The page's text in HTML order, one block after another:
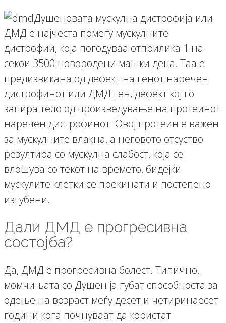
Душеновата мускулна дистрофија или
ДМД е најчеста помеѓу мускулните
дистрофии, која погодуваа отприлика 1 на
секои 3500 новородени машки деца. Таа е
предизвикана од дефект на генот наречен
дистрофинот или ДМД ген, дефект кој го
запира тело од произведување на протеинот
наречен дистрофинот. Овој протеин е важен
за мускулните влакна, а неговото отсуство
резултира со мускулна слабост, која се
влошува со текот на времето, бидејќи
мускулите клетки се прекинати и постепено
изгубени.
Дали ДМД е прогресивна
состојба?
Да, ДМД е прогресивна болест. Типично,
момчињата со Душен ја губат способноста за
одење на возраст меѓу десет и четиринаесет
години кога почнуваат да користат